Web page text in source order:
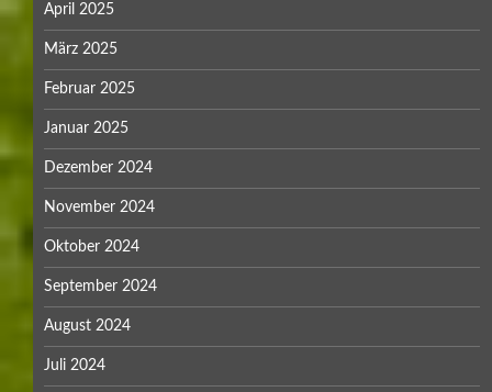
April 2025
März 2025
Februar 2025
Januar 2025
Dezember 2024
November 2024
Oktober 2024
September 2024
August 2024
Juli 2024